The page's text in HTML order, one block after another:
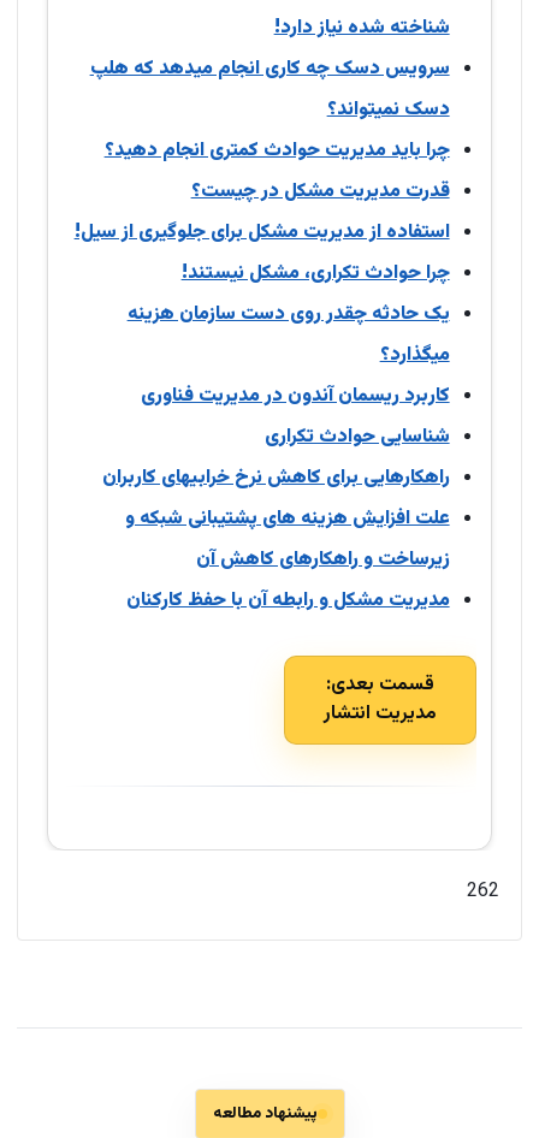
شناخته شده نیاز دارد!
سرویس دسک چه کاری انجام میدهد که هلپ
دسک نمیتواند؟
چرا باید مدیریت حوادث کمتری انجام دهید؟
قدرت مدیریت مشکل در چیست؟
استفاده از مدیریت مشکل برای جلوگیری از سیل!
چرا حوادث تکراری، مشکل نیستند!
یک حادثه چقدر روی دست سازمان هزینه
میگذارد؟
کاربرد ریسمان آندون در مدیریت فناوری
شناسایی حوادث تکراری
راهکارهایی برای کاهش نرخ خرابیهای کاربران
علت افزایش هزینه های پشتیبانی شبکه و
زیرساخت و راهکارهای کاهش آن
مدیریت مشکل و رابطه آن با حفظ کارکنان
قسمت بعدی:
مدیریت انتشار
262
پیشنهاد مطالعه